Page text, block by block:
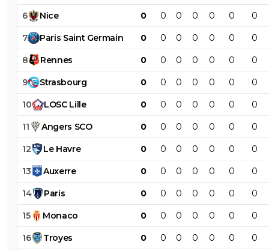
6 Nice 0 0 0 0 0 0 0
7 Paris Saint Germain 0 0 0 0 0 0 0
8 Rennes 0 0 0 0 0 0 0
9 Strasbourg 0 0 0 0 0 0 0
10 LOSC Lille 0 0 0 0 0 0 0
11 Angers SCO 0 0 0 0 0 0 0
12 Le Havre 0 0 0 0 0 0 0
13 Auxerre 0 0 0 0 0 0 0
14 Paris 0 0 0 0 0 0 0
15 Monaco 0 0 0 0 0 0 0
16 Troyes 0 0 0 0 0 0 0